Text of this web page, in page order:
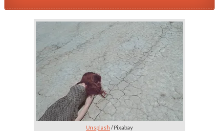
Unsplash / Pixabay